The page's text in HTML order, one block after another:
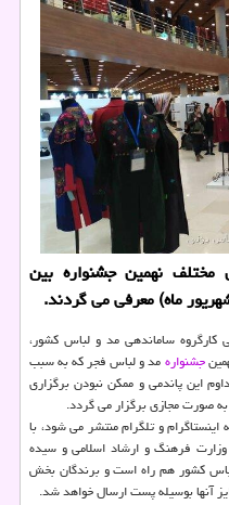
نهمین جشنواره بین
کارگروه ساماندهی مد و لباس کشور،
جشنوارهمد و لباس فجر که به سبب
این پاندمی و ممکن نبودن برگزاری
و تلگرام منتشر می شود، با
فرهنگ و ارشاد اسلامی و سیده
کشور هم راه است و برندگان بخش
آنها بوسیله پست ارسال خواهد شد.